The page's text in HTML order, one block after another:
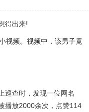
得出来!
视频。视频中，该男子竟
巡查时，发现一位网名
播放2000余次，点赞114